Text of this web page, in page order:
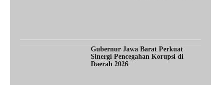
Gubernur Jawa Barat Perkuat
Sinergi Pencegahan Korupsi di
Daerah 2026